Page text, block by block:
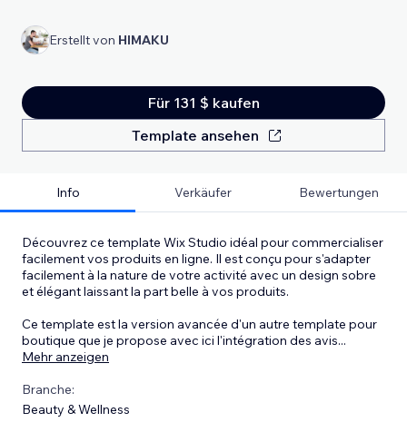
Erstellt von HIMAKU
Für 131 $ kaufen
Template ansehen
Info Verkäufer Bewertungen
Découvrez ce template Wix Studio idéal pour commercialiser
facilement vos produits en ligne. Il est conçu pour s'adapter
facilement à la nature de votre activité avec un design sobre
et élégant laissant la part belle à vos produits.
Ce template est la version avancée d'un autre template pour
boutique que je propose avec ici l'intégration des avis...
Mehr anzeigen
Branche:
Beauty & Wellness